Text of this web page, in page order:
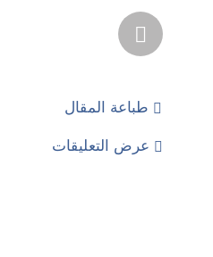
طباعة المقال
عرض التعليقات